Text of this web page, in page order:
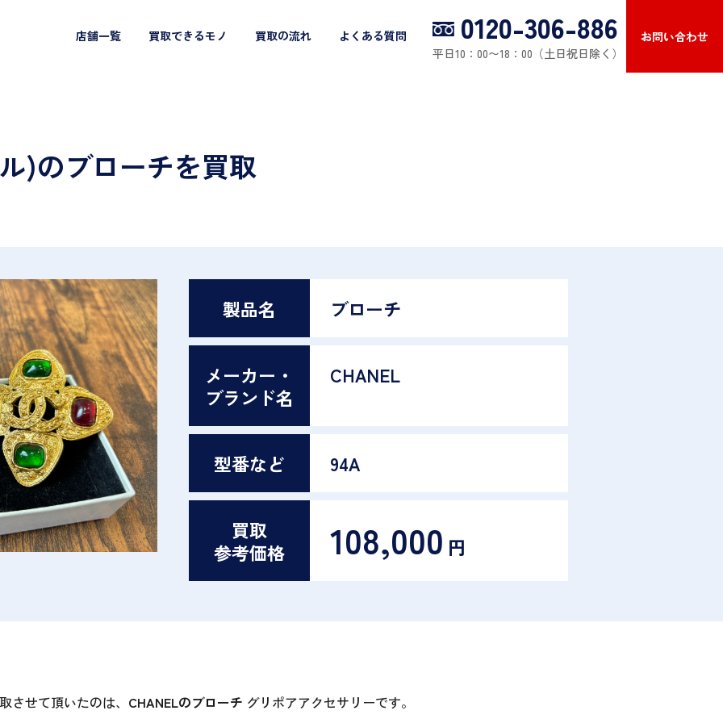
店舗一覧 買取できるモノ 買取の流れ よくある質問 0120-306-886
平日10：00〜18：00（土日祝日除く）
お問い合わせ
)のブローチを買取
製品名 ブローチ
メーカー・
ブランド名
CHANEL
型番など 94A
買取
参考価格
108,000 円
させて頂いたのは、 CHANELのブローチ グリポアアクセサリーです。